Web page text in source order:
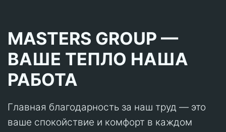
MASTERS GROUP —
ВАШЕ ТЕПЛО НАША
РАБОТА
Главная благодарность за наш труд — это
ваше спокойствие и комфорт в каждом